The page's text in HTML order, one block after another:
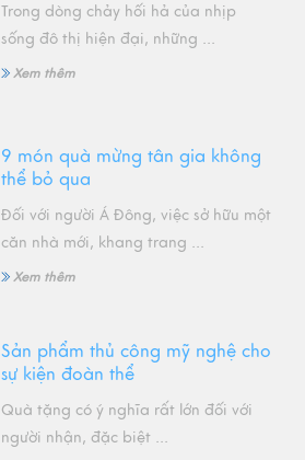
Trong dòng chảy hối hả của nhịp
sống đô thị hiện đại, những ...
Xem thêm
9 món quà mừng tân gia không
thể bỏ qua
Đối với người Á Đông, việc sở hữu một
căn nhà mới, khang trang ...
Xem thêm
Sản phẩm thủ công mỹ nghệ cho
sự kiện đoàn thể
Quà tặng có ý nghĩa rất lớn đối với
người nhận, đặc biệt ...